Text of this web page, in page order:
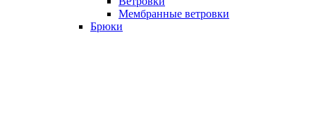
Мембранные ветровки
Брюки